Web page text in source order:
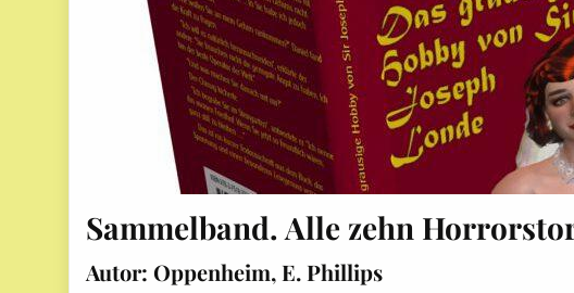
Sammelband. Alle zehn
Autor: Oppenheim, E. Phillips